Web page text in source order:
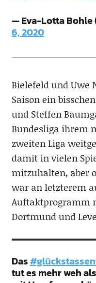
— Eva-Lotta
6, 2020
Bielefeld und Uwe
Saison ein
und Steffen
Bundesliga ihrem
zweiten Liga
damit in vielen
mitzuhalten, aber
war an letzterem
Auftaktprogramm
Dortmund und
Das
tut es mehr weh